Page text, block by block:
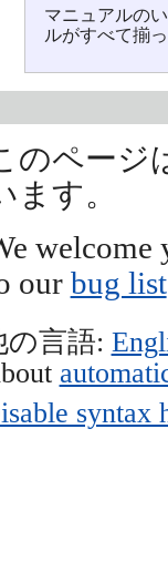
マニュアルの
ルがすべて揃
のページ
ます。
welcome
our bug list
の言語:
syntax